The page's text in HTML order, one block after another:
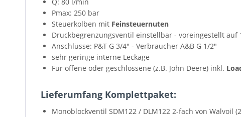
Pmax: 250 bar
Steuerkolben mit Feinsteuernuten
Druckbegrenzungsventil einstellbar - voreingestellt auf
Anschlüsse: P&T G 3/4" - Verbraucher A&B G 1/2"
sehr geringe interne Leckage
Für offene oder geschlossene (z.B. John Deere) inkl.
Lieferumfang Komplettpaket:
Monoblockventil SDM122 / DLM122 2-fach von Walvoil